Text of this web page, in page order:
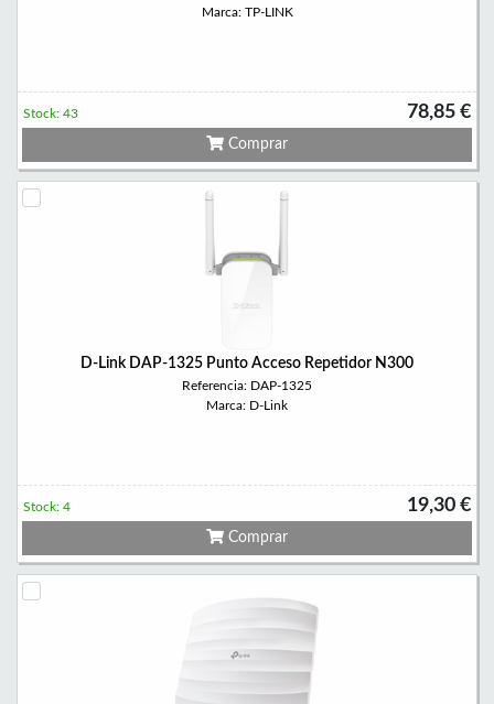
Marca: TP-LINK
78,85 €
Stock: 43
Comprar
D-Link DAP-1325 Punto Acceso Repetidor N300
Referencia: DAP-1325
Marca: D-Link
19,30 €
Stock: 4
Comprar